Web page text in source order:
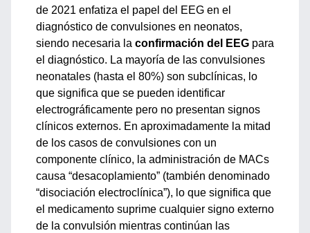
de 2021 enfatiza el papel del EEG en el
diagnóstico de convulsiones en neonatos,
siendo necesaria la confirmación del EEG para
el diagnóstico. La mayoría de las convulsiones
neonatales (hasta el 80%) son subclínicas, lo
que significa que se pueden identificar
electrográficamente pero no presentan signos
clínicos externos. En aproximadamente la mitad
de los casos de convulsiones con un
componente clínico, la administración de MACs
causa “desacoplamiento” (también denominado
“disociación electroclínica”), lo que significa que
el medicamento suprime cualquier signo externo
de la convulsión mientras continúan las